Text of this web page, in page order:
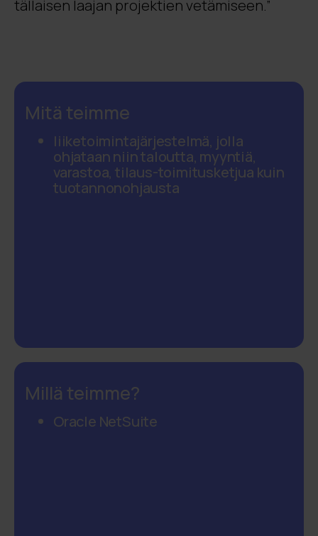
tällaisen laajan projektien vetämiseen.”
Mitä teimme
liiketoimintajärjestelmä, jolla
ohjataan niin taloutta, myyntiä,
varastoa, tilaus-toimitusketjua kuin
tuotannonohjausta
Millä teimme?
Oracle NetSuite